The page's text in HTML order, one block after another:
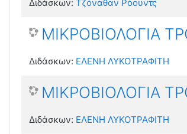
Διδάσκων: Τζόναθαν Ρόουντς
ΜΙΚΡΟΒΙΟΛΟΓΙΑ
Διδάσκων: ΕΛΕΝΗ ΛΥΚΟΤΡΑΦΙΤΗ
ΜΙΚΡΟΒΙΟΛΟΓΙΑ
Διδάσκων: ΕΛΕΝΗ ΛΥΚΟΤΡΑΦΙΤΗ